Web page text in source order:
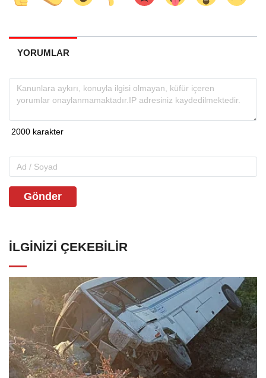
YORUMLAR
Gönder
İLGINIZI ÇEKEBILIR